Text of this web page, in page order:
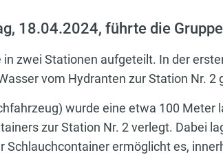
18.04.2024, führte die
in zwei Stationen aufgeteilt. In der
vom Hydranten zur Station Nr. 2
wurde eine etwa 100 Meter
zur Station Nr. 2 verlegt. Dabei
Schlauchcontainer ermöglicht es,